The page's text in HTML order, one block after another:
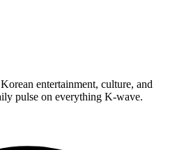
entertainment, culture, and
pulse on everything K-wave.